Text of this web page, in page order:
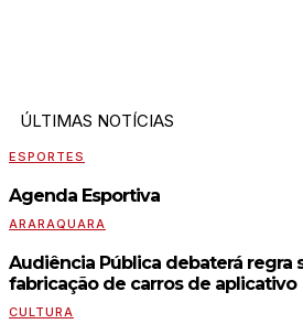
ÚLTIMAS NOTÍCIAS
ESPORTES
Agenda Esportiva
ARARAQUARA
Audiência Pública debaterá regra
fabricação de carros de aplicativo
CULTURA